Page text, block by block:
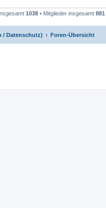
1038 • Mitglieder insgesamt 881
/ Datenschutz) Foren-Übersicht